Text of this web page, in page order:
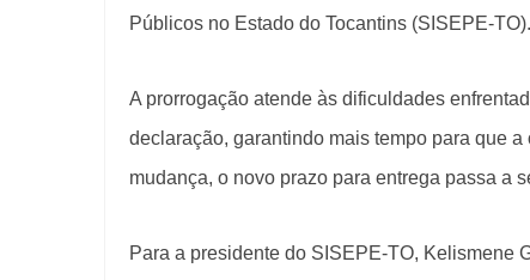
Públicos no Estado do Tocantins (SISEPE-TO).
A prorrogação atende às dificuldades
declaração, garantindo mais tempo para que
mudança, o novo prazo para entrega passa a
Para a presidente do SISEPE-TO, Kelismene